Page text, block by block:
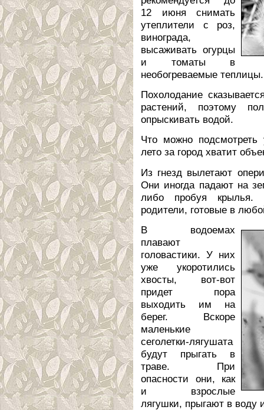
12 июня снимать
утеплители с роз,
винограда,
высаживать огурцы
и томаты в
необогреваемые теплицы.
Похолодание
растений, поэтому
опрыскивать водой.
Что можно
лето за город хватит
Из гнезд вылетают
Они иногда падают на
либо пробуя крылья.
родители, готовые в
В водоемах
плавают
головастики. У них
уже укоротились
хвосты, вот-вот
придет пора
выходить им на
берег. Вскоре
маленькие
сеголетки-лягушата
будут прыгать в
траве. При
опасности они, как
и взрослые
лягушки, прыгают в воду